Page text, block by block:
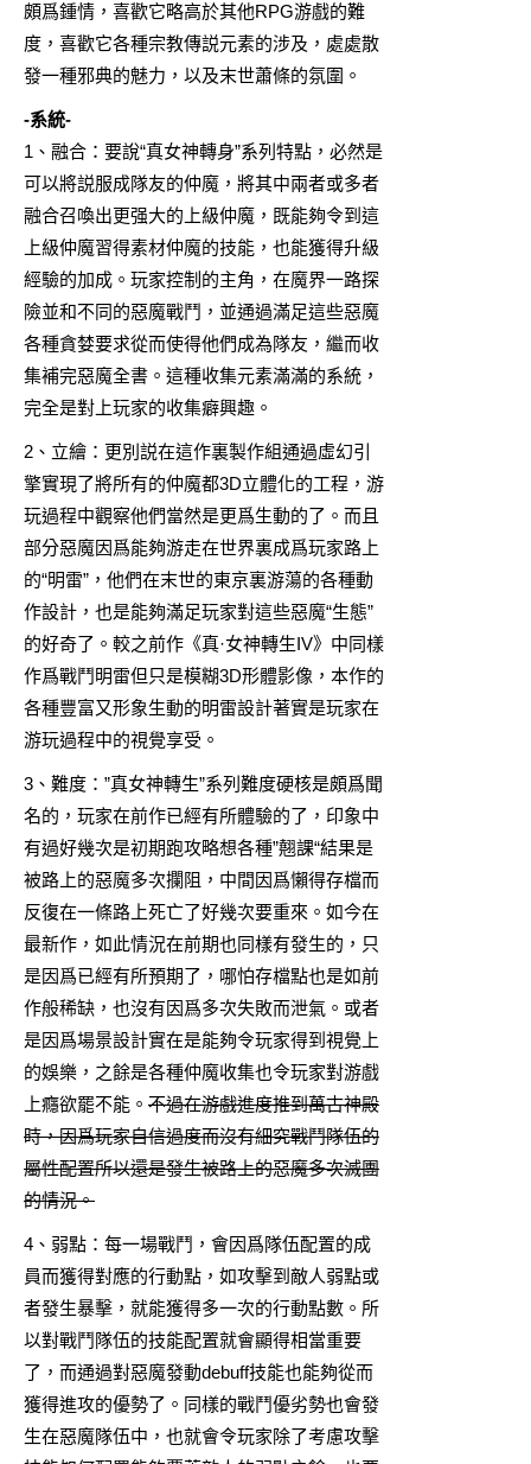
頗爲鍾情，喜歡它略高於其他RPG游戲的難
度，喜歡它各種宗教傳説元素的涉及，處處散
發一種邪典的魅力，以及末世蕭條的氛圍。
-系統-
1、融合：要說“真女神轉身”系列特點，必然是
可以將説服成隊友的仲魔，將其中兩者或多者
融合召喚出更强大的上級仲魔，既能夠令到這
上級仲魔習得素材仲魔的技能，也能獲得升級
經驗的加成。玩家控制的主角，在魔界一路探
險並和不同的惡魔戰鬥，並通過滿足這些惡魔
各種貪婪要求從而使得他們成為隊友，繼而收
集補完惡魔全書。這種收集元素滿滿的系統，
完全是對上玩家的收集癖興趣。
2、立繪：更別説在這作裏製作組通過虛幻引
擎實現了將所有的仲魔都3D立體化的工程，游
玩過程中觀察他們當然是更爲生動的了。而且
部分惡魔因爲能夠游走在世界裏成爲玩家路上
的“明雷”，他們在末世的東京裏游蕩的各種動
作設計，也是能夠滿足玩家對這些惡魔“生態”
的好奇了。較之前作《真·女神轉生IV》中同樣
作爲戰鬥明雷但只是模糊3D形體影像，本作的
各種豐富又形象生動的明雷設計著實是玩家在
游玩過程中的視覺享受。
3、難度：”真女神轉生”系列難度硬核是頗爲聞
名的，玩家在前作已經有所體驗的了，印象中
有過好幾次是初期跑攻略想各種”翹課“結果是
被路上的惡魔多次攔阻，中間因爲懶得存檔而
反復在一條路上死亡了好幾次要重來。如今在
最新作，如此情況在前期也同樣有發生的，只
是因爲已經有所預期了，哪怕存檔點也是如前
作般稀缺，也沒有因爲多次失敗而泄氣。或者
是因爲場景設計實在是能夠令玩家得到視覺上
的娛樂，之餘是各種仲魔收集也令玩家對游戲
上癮欲罷不能。 不過在游戲進度推到萬古神殿
時，因爲玩家自信過度而沒有細究戰鬥隊伍的
屬性配置所以還是發生被路上的惡魔多次滅團
的情況。
4、弱點：每一場戰鬥，會因爲隊伍配置的成
員而獲得對應的行動點，如攻擊到敵人弱點或
者發生暴擊，就能獲得多一次的行動點數。所
以對戰鬥隊伍的技能配置就會顯得相當重要
了，而通過對惡魔發動debuff技能也能夠從而
獲得進攻的優勢了。同樣的戰鬥優劣勢也會發
生在惡魔隊伍中，也就會令玩家除了考慮攻擊